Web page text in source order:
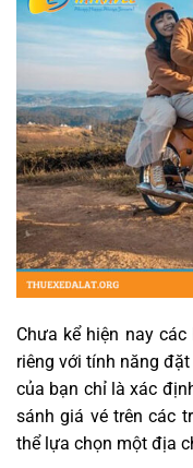
Chưa kể hiện nay
riêng với tính năng
của bạn chỉ là xác
sánh giá vé trên các
thể lựa chọn một địa